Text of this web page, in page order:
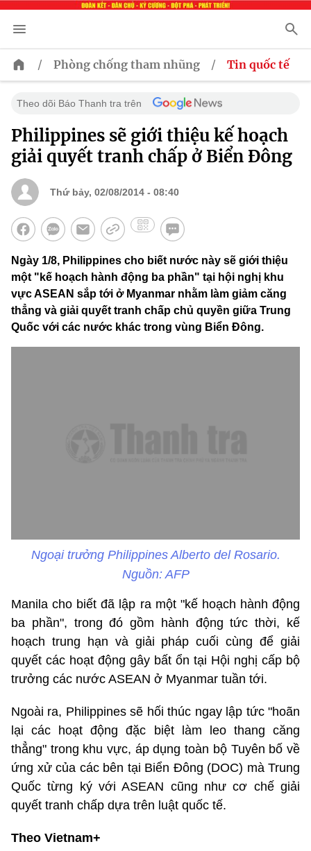
/ Phòng chống tham nhũng / Tin quốc tế
Theo dõi Báo Thanh tra trên
Philippines sẽ giới thiệu kế hoạch
giải quyết tranh chấp ở Biển Đông
Thứ bảy, 02/08/2014 - 08:40
Ngày 1/8, Philippines cho biết nước này sẽ giới thiệu
một "kế hoạch hành động ba phần" tại hội nghị khu
vực ASEAN sắp tới ở Myanmar nhằm làm giảm căng
thẳng và giải quyết tranh chấp chủ quyền giữa Trung
Quốc với các nước khác trong vùng Biển Đông.
Ngoại trưởng Philippines Alberto del Rosario.
Nguồn: AFP
Manila cho biết đã lập ra một "kế hoạch hành động
ba phần", trong đó gồm hành động tức thời, kế
hoạch trung hạn và giải pháp cuối cùng để giải
quyết các hoạt động gây bất ổn tại Hội nghị cấp bộ
trưởng các nước ASEAN ở Myanmar tuần tới.
Ngoài ra, Philippines sẽ hối thúc ngay lập tức "hoãn
lại các hoạt động đặc biệt làm leo thang căng
thẳng" trong khu vực, áp dụng toàn bộ Tuyên bố về
ứng xử của các bên tại Biển Đông (DOC) mà Trung
Quốc từng ký với ASEAN cũng như cơ chế giải
quyết tranh chấp dựa trên luật quốc tế.
Theo Vietnam+